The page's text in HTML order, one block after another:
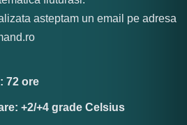
asteptam un email pe adresa
72 ore
+2/+4 grade Celsius